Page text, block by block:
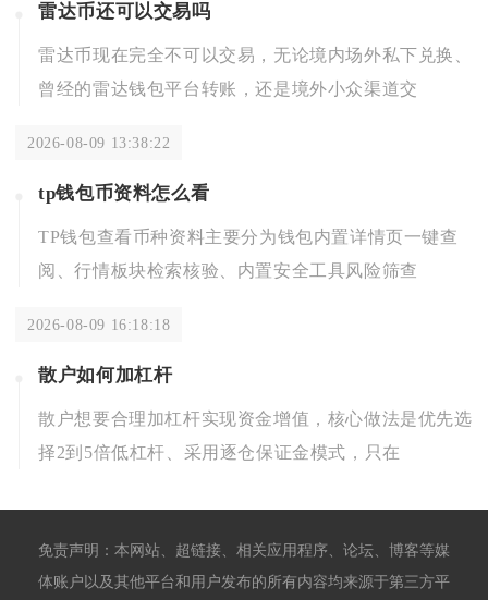
雷达币还可以交易吗
雷达币现在完全不可以交易，无论境内场外私下兑换、
曾经的雷达钱包平台转账，还是境外小众渠道交
2026-08-09 13:38:22
tp钱包币资料怎么看
TP钱包查看币种资料主要分为钱包内置详情页一键查
阅、行情板块检索核验、内置安全工具风险筛查
2026-08-09 16:18:18
散户如何加杠杆
散户想要合理加杠杆实现资金增值，核心做法是优先选
择2到5倍低杠杆、采用逐仓保证金模式，只在
免责声明：本网站、超链接、相关应用程序、论坛、博客等媒
体账户以及其他平台和用户发布的所有内容均来源于第三方平